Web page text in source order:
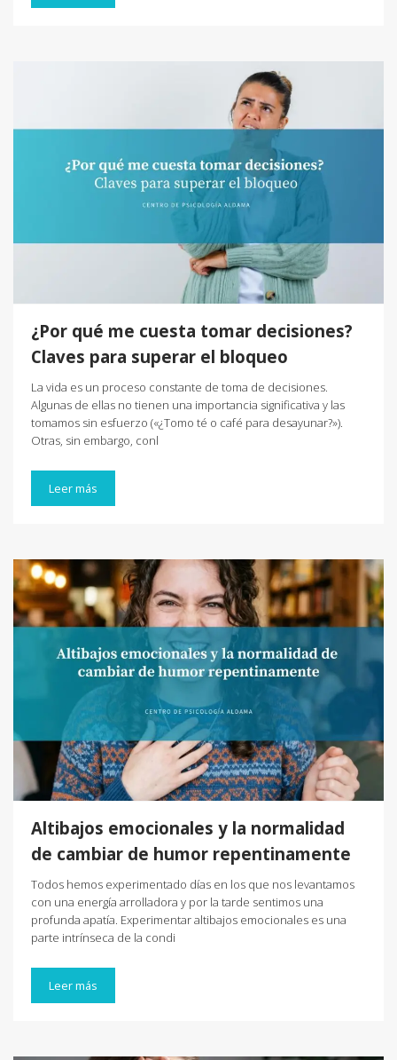
¿Por qué me cuesta tomar decisiones?
Claves para superar el bloqueo
La vida es un proceso constante de toma de decisiones.
Algunas de ellas no tienen una importancia significativa y las
tomamos sin esfuerzo («¿Tomo té o café para desayunar?»).
Otras, sin embargo, conl
Leer más
Altibajos emocionales y la normalidad
de cambiar de humor repentinamente
Todos hemos experimentado días en los que nos levantamos
con una energía arrolladora y por la tarde sentimos una
profunda apatía. Experimentar altibajos emocionales es una
parte intrínseca de la condi
Leer más